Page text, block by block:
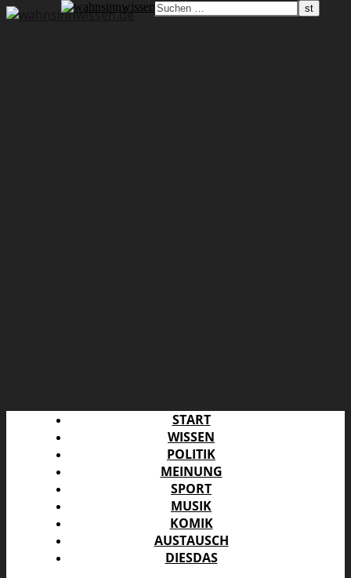
START
WISSEN
POLITIK
MEINUNG
SPORT
MUSIK
KOMIK
AUSTAUSCH
DIESDAS